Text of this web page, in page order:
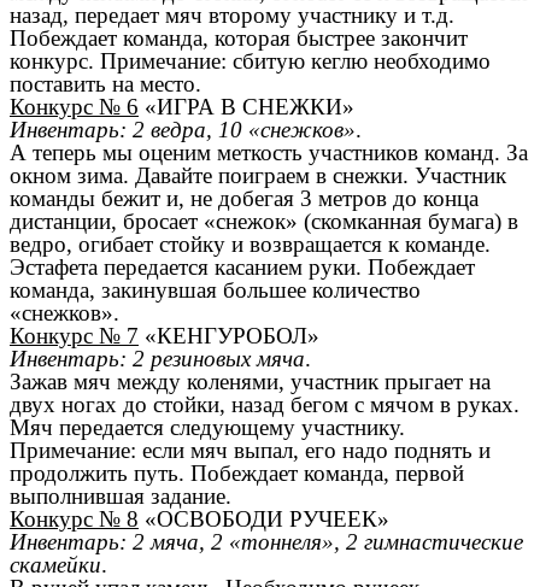
назад, передает мяч второму участнику и т.д.
Побеждает команда, которая быстрее закончит
конкурс. Примечание: сбитую кеглю необходимо
поставить на место.
Конкурс № 6 «ИГРА В СНЕЖКИ»
Инвентарь: 2 ведра, 10 «снежков».
А теперь мы оценим меткость участников команд. За
окном зима. Давайте поиграем в снежки. Участник
команды бежит и, не добегая 3 метров до конца
дистанции, бросает «снежок» (скомканная бумага) в
ведро, огибает стойку и возвращается к команде.
Эстафета передается касанием руки. Побеждает
команда, закинувшая большее количество
«снежков».
Конкурс № 7 «КЕНГУРОБОЛ»
Инвентарь: 2 резиновых мяча.
Зажав мяч между коленями, участник прыгает на
двух ногах до стойки, назад бегом с мячом в руках.
Мяч передается следующему участнику.
Примечание: если мяч выпал, его надо поднять и
продолжить путь. Побеждает команда, первой
выполнившая задание.
Конкурс № 8 «ОСВОБОДИ РУЧЕЕК»
Инвентарь: 2 мяча, 2 «тоннеля», 2 гимнастические
скамейки.